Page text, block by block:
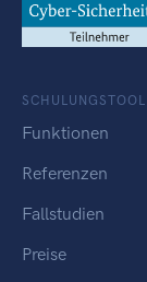
SCHULUNGSTOOL
Funktionen
Referenzen
Fallstudien
Preise